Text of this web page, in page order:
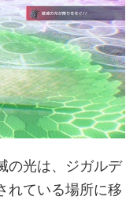
の光は、ジガルデ
れている場所に移